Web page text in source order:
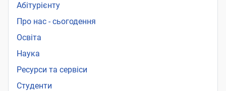
Абітурієнту
Про нас - сьогодення
Освіта
Наука
Ресурси та сервіси
Студенти